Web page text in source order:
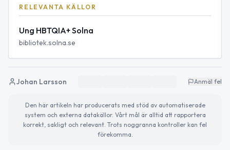
RELEVANTA KÄLLOR
Ung HBTQIA+ Solna
bibliotek.solna.se
Johan Larsson Anmäl fel
Den här artikeln har producerats med stöd av automatiserade
system och externa datakällor. Vårt mål är alltid att rapportera
korrekt, sakligt och relevant. Trots noggranna kontroller kan fel
förekomma.